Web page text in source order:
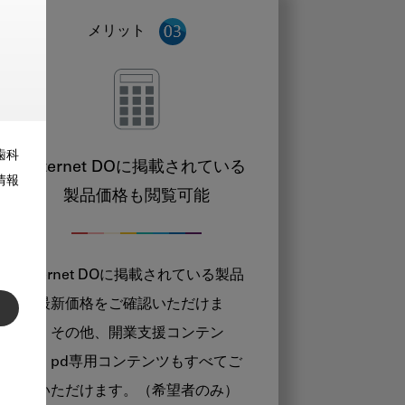
科
報
メリット
Internet DOに掲載されている
製品価格も閲覧可能
Internet DOに掲載されている製品
の最新価格をご確認いただけま
す。その他、開業支援コンテン
ツ、pd専用コンテンツもすべてご
覧いただけます。（希望者のみ）